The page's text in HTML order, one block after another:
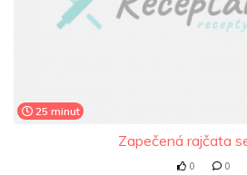
25 minut
Zapečená rajčata
0 0